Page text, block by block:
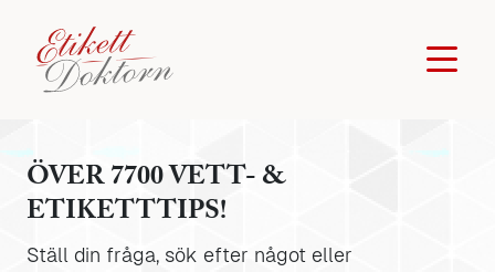
ÖVER 7700 VETT- &
ETIKETTTIPS!
Ställ din fråga, sök efter något eller